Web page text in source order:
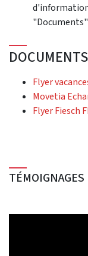
"Documents"
DOCUMENTS
Flyer
Movetia
Flyer Fiesch
TÉMOIGNAGES